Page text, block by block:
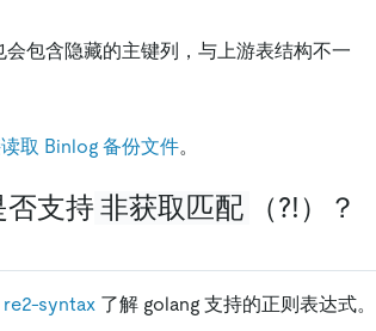
包含隐藏的主键列，与上游表结构不一
取 Binlog 备份文件。
否支持非获取匹配 （?!）？
re2-syntax 了解 golang 支持的正则表达式。